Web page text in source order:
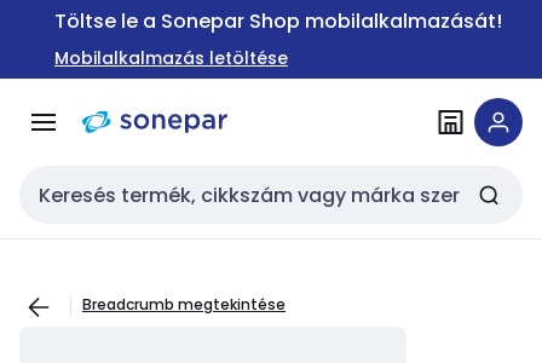
Ugrás a
Ugrás a
tartalomra
Töltse le a Sonepar Shop mobilalkalmazását!
Mobilalkalmazás letöltése
Keresési bemenet
Breadcrumb megtekintése